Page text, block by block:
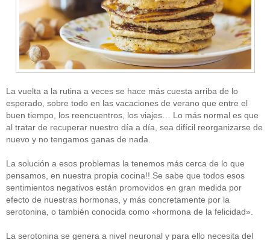
La vuelta a la rutina a veces se hace más cuesta arriba de lo
esperado, sobre todo en las vacaciones de verano que entre el
buen tiempo, los reencuentros, los viajes… Lo más normal es que
al tratar de recuperar nuestro día a día, sea difícil reorganizarse de
nuevo y no tengamos ganas de nada.
La solución a esos problemas la tenemos más cerca de lo que
pensamos, en nuestra propia cocina!! Se sabe que todos esos
sentimientos negativos están promovidos en gran medida por
efecto de nuestras hormonas, y más concretamente por la
serotonina, o también conocida como «hormona de la felicidad».
La serotonina se genera a nivel neuronal y para ello necesita del